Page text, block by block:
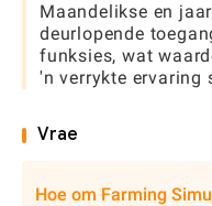
Maandelikse en
deurlopende
funksies, wat
'n verrykte ervaring
Vrae
Hoe om Farming